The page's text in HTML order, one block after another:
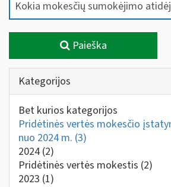
Paieška
Kategorijos
Bet kurios kategorijos
Pridėtinės vertės mokesčio
nuo 2024 m. (3)
2024 (2)
Pridėtinės vertės mokestis (2)
2023 (1)